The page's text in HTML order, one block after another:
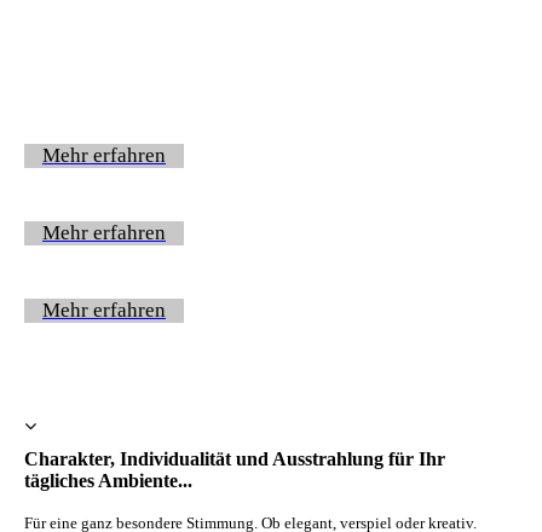
Mehr erfahren
Mehr erfahren
Mehr erfahren
Charakter, Individualität und Ausstrahlung für Ihr
tägliches Ambiente...
Für eine ganz besondere Stimmung. Ob elegant, verspiel oder kreativ.